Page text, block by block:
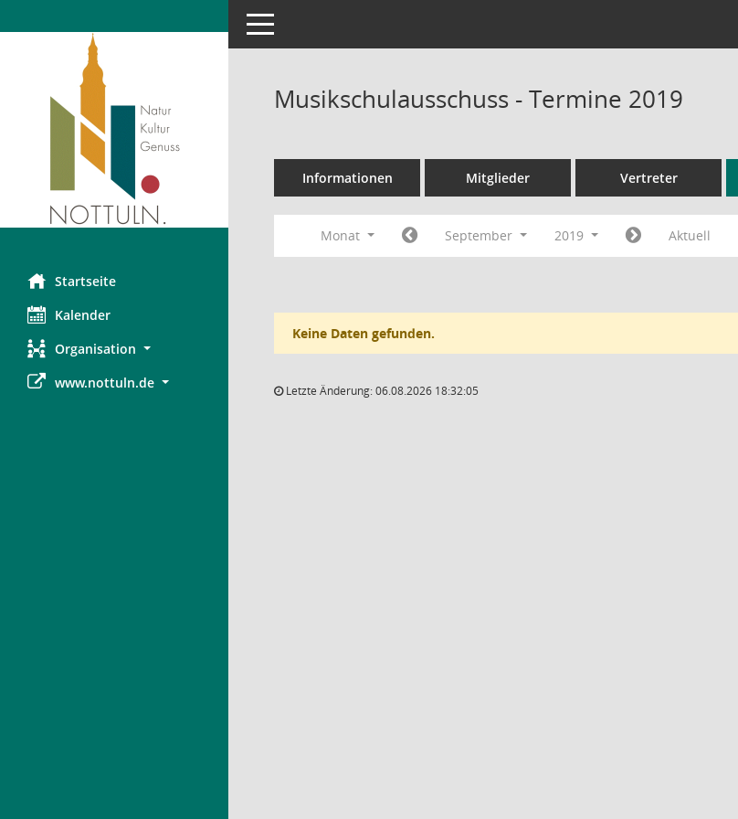
Startseite
Kalender
Organisation
www.nottuln.de
Toggle navigation
Musikschulausschuss - Termine 2019
Informationen Mitglieder Vertreter
Monat September 2019 Aktuell
Keine Daten gefunden.
Letzte Änderung: 06.08.2026 18:32:05